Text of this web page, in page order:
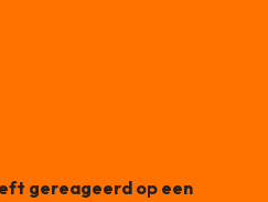
gereageerd op een